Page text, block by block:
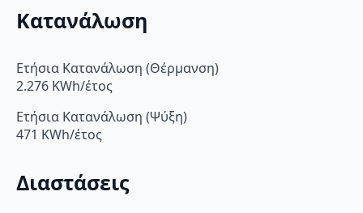
Κατανάλωση
Ετήσια Κατανάλωση (Θέρμανση)
2.276 KWh/έτος
Ετήσια Κατανάλωση (Ψύξη)
471 KWh/έτος
Διαστάσεις